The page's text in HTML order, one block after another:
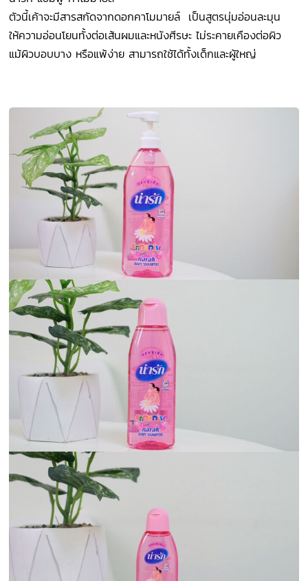
ตัวนี้เค้าจะมีสารสกัดจากดอกคาโมมายล์ เป็นสูตรนุ่มอ่อนละมุน
ให้ความอ่อนโยนทั้งต่อเส้นผมและหนังศีรษะ ไม่ระคายเคืองต่อผิว
แม้ผิวบอบบาง หรือแพ้ง่าย สามารถใช้ได้ทั้งเด็กและผู้ใหญ่